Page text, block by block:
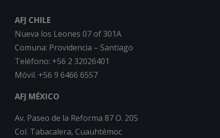
AFJ CHILE
Nueva los Leones 07 of 301A
Comuna: Providencia – Santiago
Teléfono: +56 2 32026401
Móvil. +56 9 6466 6557
AFJ MÉXICO
Av. Paseo de la Reforma 87 O. 205
Col. Tabacalera, Cuauhtémoc